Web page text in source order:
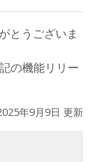
とうございま
の機能リリー
年9月9日 更新